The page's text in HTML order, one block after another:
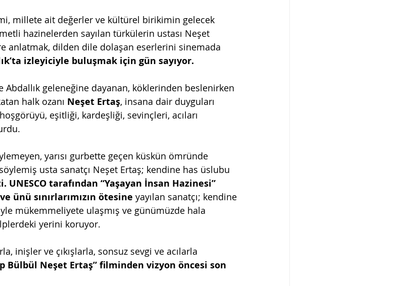
millete ait değerler ve kültürel birikimin gelecek
hazinelerden sayılan türkülerin ustası Neşet
anlatmak, dilden dile dolaşan eserlerini sinemada
izleyiciyle buluşmak için gün sayıyor.
Abdallık geleneğine dayanan, köklerinden beslenirken
halk ozanı Neşet Ertaş, insana dair duyguları
eşitliği, kardeşliği, sevinçleri, acıları
yarısı gurbette geçen küskün ömründe
usta sanatçı Neşet Ertaş; kendine has üslubu
tarafından “Yaşayan İnsan Hazinesi”
ünü sınırlarımızın ötesine yayılan sanatçı; kendine
mükemmeliyete ulaşmış ve günümüzde hala
yerini koruyor.
inişler ve çıkışlarla, sonsuz sevgi ve acılarla
Bülbül Neşet Ertaş” filminden vizyon öncesi son